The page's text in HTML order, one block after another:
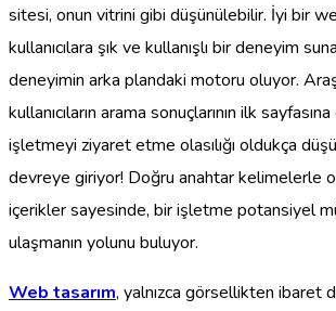
sitesi, onun vitrini gibi düşünülebilir. İyi bir
kullanıcılara şık ve kullanışlı bir deneyim
deneyimin arka plandaki motoru oluyor.
kullanıcıların arama sonuçlarının ilk
işletmeyi ziyaret etme olasılığı oldukça
devreye giriyor! Doğru anahtar kelimelerle
içerikler sayesinde, bir işletme potansiyel
ulaşmanın yolunu buluyor.
Web tasarım, yalnızca görsellikten ibaret